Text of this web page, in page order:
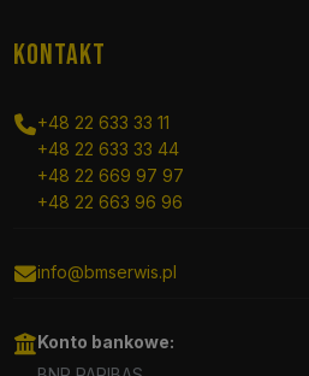
KONTAKT
+48 22 633 33 11
+48 22 633 33 44
+48 22 669 97 97
+48 22 663 96 96
info@bmserwis.pl
Konto bankowe: